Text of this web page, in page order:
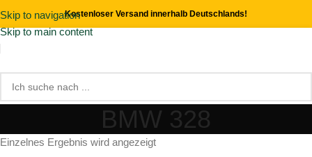
Skip to navigation
Skip to main content
Kostenloser Versand innerhalb Deutschlands!
BMW 328
Einzelnes Ergebnis wird angezeigt